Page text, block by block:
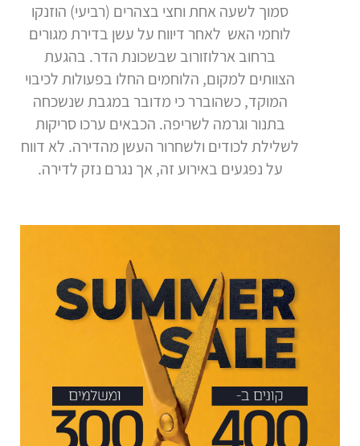
סמוך לשעה אחת וחצי בצהרים (רביעי) הוזנקו
לוחמי האש לאחר דיווח על עשן בדירת מגורים
ברחוב ארלוזורוב שבשכונת הדר. בהגעת
הצוותים למקום, הלוחמים החלו בפעולות לכיבוי
המוקד, כשהוברר כי מדובר במגבת שנשכחה
בתנור וגרמה לשריפה. הכבאים ערכו סריקות
לשלילת לכודים ולשחרור העשן מהדירה. לא דווח
על נפגעים באירוע זה, אך נגרם נזק לדירה.